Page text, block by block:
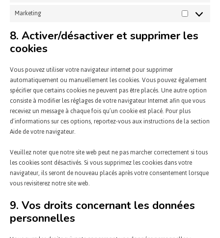
Marketing
8. Activer/désactiver et supprimer les
cookies
Vous pouvez utiliser votre navigateur internet pour supprimer
automatiquement ou manuellement les cookies. Vous pouvez également
spécifier que certains cookies ne peuvent pas être placés. Une autre option
consiste à modifier les réglages de votre navigateur Internet afin que vous
receviez un message à chaque fois qu’un cookie est placé. Pour plus
d’informations sur ces options, reportez-vous aux instructions de la section
Aide de votre navigateur.
Veuillez noter que notre site web peut ne pas marcher correctement si tous
les cookies sont désactivés. Si vous supprimez les cookies dans votre
navigateur, ils seront de nouveau placés après votre consentement lorsque
vous revisiterez notre site web.
9. Vos droits concernant les données
personnelles